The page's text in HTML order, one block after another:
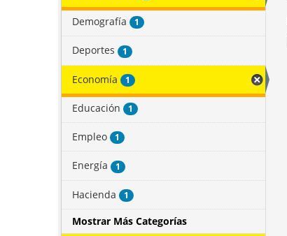
Demografía 1
Deportes 1
Economía 1
Educación 1
Empleo 1
Energía 1
Hacienda 1
Mostrar Más Categorías